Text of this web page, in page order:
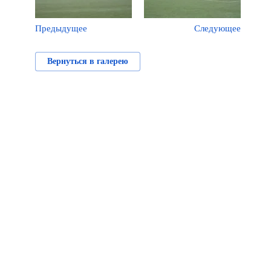
Предыдущее Следующее
Вернуться в галерею